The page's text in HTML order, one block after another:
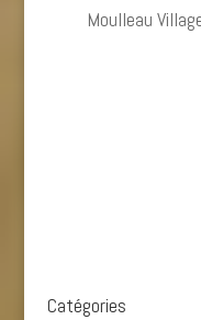
Moulleau
Catégories